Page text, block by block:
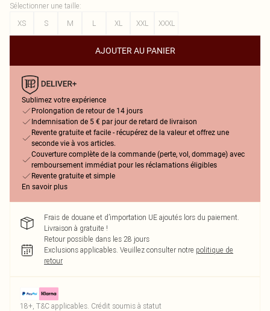
Sélectionner une taille:
XS
S M L XL XXL XXXL
AJOUTER AU PANIER
Sublimez votre expérience
Prolongation de retour de 14 jours
Indemnisation de 5 € par jour de retard de livraison
Revente gratuite et facile - récupérez de la valeur et offrez une
seconde vie à vos articles.
Couverture complète de la commande (perte, vol, dommage) avec
remboursement immédiat pour les réclamations éligibles
Revente gratuite et simple
En savoir plus
Frais de douane et d’importation UE ajoutés lors du paiement.
Livraison à gratuite !
Retour possible dans les 28 jours
Exclusions applicables. Veuillez consulter notre politique de
retour
18+, T&C applicables. Crédit soumis à statut